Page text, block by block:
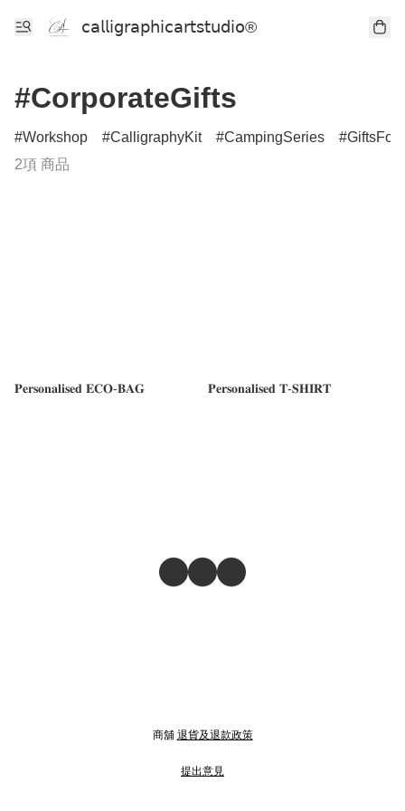
𝖼𝖺𝗅𝗅𝗂𝗀𝗋𝖺𝗉𝗁𝗂𝖼𝖺𝗋𝗍𝗌𝗍𝗎𝖽𝗂𝗈®
#CorporateGifts
Workshop CalligraphyKit CampingSeries
2項 商品
𝐏𝐞𝐫𝐬𝐨𝐧𝐚𝐥𝐢𝐬𝐞𝐝 𝐄𝐂𝐎-𝐁𝐀𝐆 𝐏𝐞𝐫𝐬𝐨𝐧𝐚𝐥𝐢𝐬𝐞𝐝 𝐓-𝐒𝐇𝐈𝐑𝐓
商舖 退貨及退款政策
提出意見